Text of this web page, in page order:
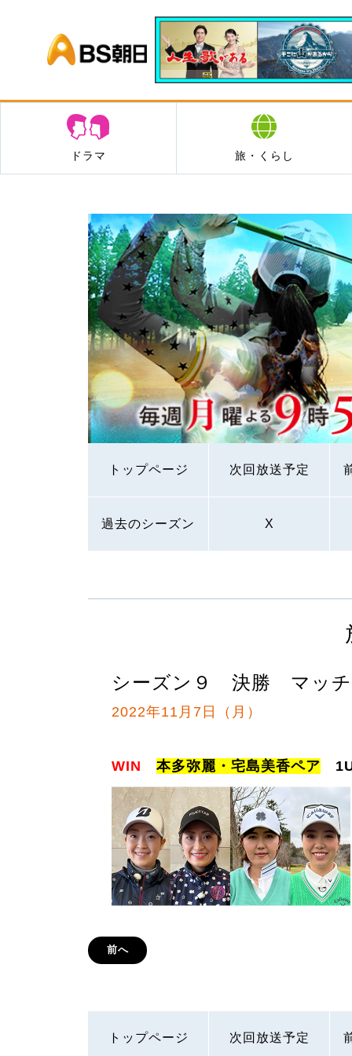
BS朝日
ドラマ 旅・くらし
トップページ 次回放送予定
過去のシーズン X
シーズン９ 決勝 マッ
2022年11月7日（月）
WIN 本多弥麗・宅島美香ペア
前へ
トップページ 次回放送予定